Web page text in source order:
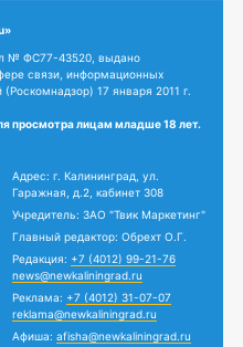
№ ФС77-43520, выдано
связи, информационных
17 января 2011 г.
просмотра лицам младше 18 лет.
Адрес: г. Калининград, ул.
Гаражная, д.2, кабинет 308
Учредитель: ЗАО "Твик Маркетинг"
Главный редактор: Обрехт О.Г.
Редакция: +7 (4012) 99-21-76
news@newkaliningrad.ru
Реклама: +7 (4012) 31-07-07
reklama@newkaliningrad.ru
Афиша: afisha@newkaliningrad.ru